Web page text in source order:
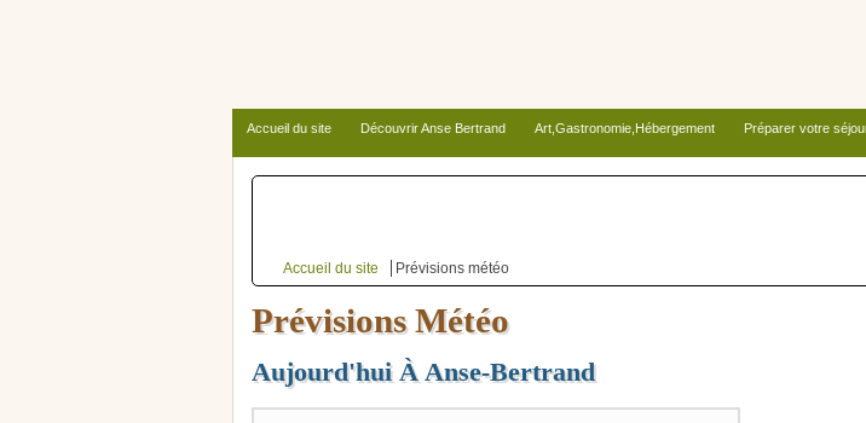
Accueil du site Découvrir Anse Bertrand Art,Gastronomie,Hébergement Préparer votre
Autour d’Anse Bertrand
Accueil du site Prévisions météo
Prévisions Météo
Aujourd'hui À Anse-Bertrand